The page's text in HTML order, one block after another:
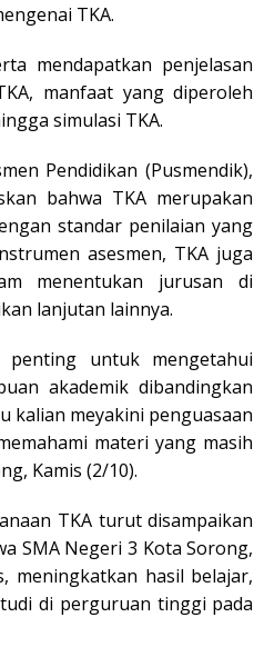
TKA.
mendapatkan penjelasan
manfaat yang diperoleh
simulasi TKA.
Pendidikan (Pusmendik),
bahwa TKA merupakan
standar penilaian yang
asesmen, TKA juga
menentukan jurusan di
lanjutan lainnya.
penting untuk mengetahui
akademik dibandingkan
kalian meyakini penguasaan
materi yang masih
Kamis (2/10).
TKA turut disampaikan
SMA Negeri 3 Kota Sorong,
meningkatkan hasil belajar,
di perguruan tinggi pada